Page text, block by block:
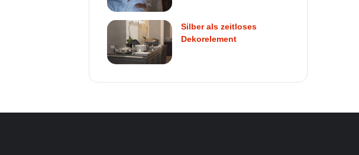
Silber als zeitloses
Dekorelement